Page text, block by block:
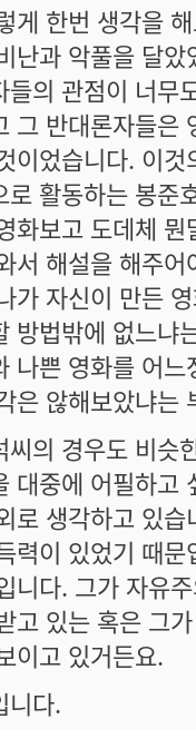
게 한번 생각을
난과 악풀을 달
들의 관점이 너무
그 반대론자들은
이었습니다. 이
로 활동하는 봉준
화보고 도데체
서 해설을 해주
가 자신이 만든
방법밖에 없느냐
나쁜 영화를 어
은 않해보았냐는
씨의 경우도 비슷
대중에 어필하고
로 생각하고 있
력이 있었기 때
니다. 그가 자유
고 있는 혹은 그
이고 있거든요.
니다.